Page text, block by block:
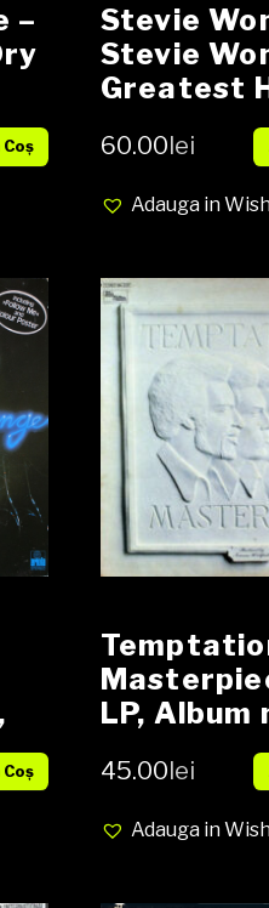
–
Stevie
Stevie
Greatest
2 Vinyl, LP,
media Vg+
VG
60.00lei
Adauga in
LP, Album
VG cover
45.00lei
Adauga in